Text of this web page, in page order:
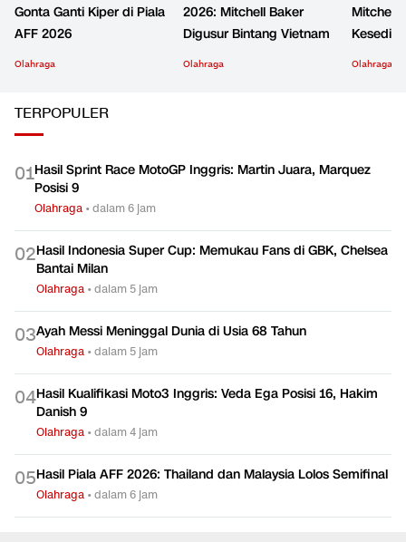
Gonta Ganti Kiper di Piala
AFF 2026
Olahraga
2026: Mitchell Baker
Digusur Bintang Vietnam
Olahraga
Mitchell
Olahraga
TERPOPULER
01Hasil Sprint Race MotoGP Inggris: Martin Juara, Marquez
Posisi 9
Olahraga •dalam 6 jam
02Hasil Indonesia Super Cup: Memukau Fans di GBK, Chelsea
Bantai Milan
Olahraga •dalam 5 jam
03Ayah Messi Meninggal Dunia di Usia 68 Tahun
Olahraga •dalam 5 jam
04Hasil Kualifikasi Moto3 Inggris: Veda Ega Posisi 16, Hakim
Danish 9
Olahraga •dalam 4 jam
05Hasil Piala AFF 2026: Thailand dan Malaysia Lolos Semifinal
Olahraga •dalam 6 jam